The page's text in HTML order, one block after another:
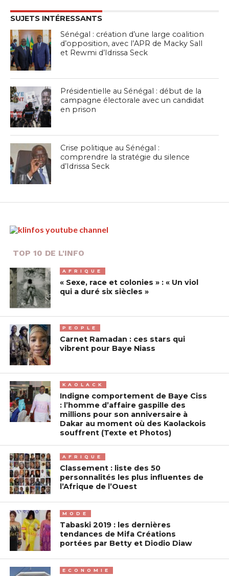
SUJETS INTÉRESSANTS
Sénégal : création d’une large coalition
d’opposition, avec l’APR de Macky Sall
et Rewmi d’Idrissa Seck
Présidentielle au Sénégal : début de la
campagne électorale avec un candidat
en prison
Crise politique au Sénégal :
comprendre la stratégie du silence
d’Idrissa Seck
TOP 10 DE L'INFO
AFRIQUE
« Sexe, race et colonies » : « Un viol
qui a duré six siècles »
PEOPLE
Carnet Ramadan : ces stars qui
vibrent pour Baye Niass
KAOLACK
Indigne comportement de Baye Ciss
: l’homme d’affaire gaspille des
millions pour son anniversaire à
Dakar au moment où des Kaolackois
souffrent (Texte et Photos)
AFRIQUE
Classement : liste des 50
personnalités les plus influentes de
l’Afrique de l’Ouest
MODE
Tabaski 2019 : les dernières
tendances de Mifa Créations
portées par Betty et Diodio Diaw
ECONOMIE